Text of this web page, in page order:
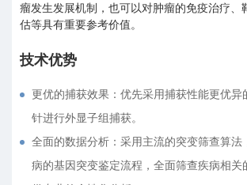
瘤发生发展机制，也可以对肿瘤的免疫治疗、
估等具有重要参考价值。
技术优势
更优的捕获效果：优先采用捕获性能更优异
针进行外显子组捕获。
全面的数据分析：采用主流的突变筛查算法
病的基因突变鉴定流程，全面筛查疾病相关